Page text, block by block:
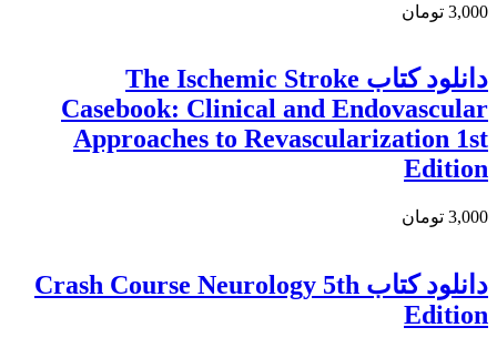
3,000 تومان
دانلود کتاب The Ischemic Stroke
Casebook: Clinical and Endovascular
Approaches to Revascularization 1st
Edition
3,000 تومان
دانلود کتاب Crash Course Neurology 5th
Edition